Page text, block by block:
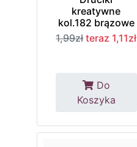
kreatywne
kol.182 brązowe
1,99zł teraz 1,11zł
Do
Koszyka